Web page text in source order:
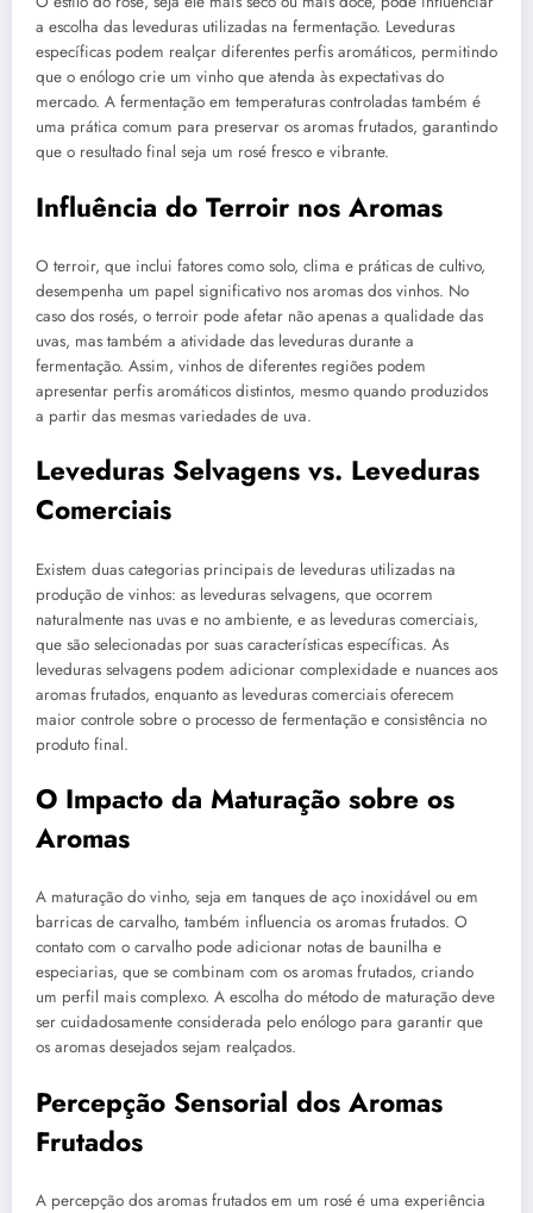
a escolha das leveduras utilizadas na fermentação. Leveduras
específicas podem realçar diferentes perfis aromáticos, permitindo
que o enólogo crie um vinho que atenda às expectativas do
mercado. A fermentação em temperaturas controladas também é
uma prática comum para preservar os aromas frutados, garantindo
que o resultado final seja um rosé fresco e vibrante.
Influência do Terroir nos Aromas
O terroir, que inclui fatores como solo, clima e práticas de cultivo,
desempenha um papel significativo nos aromas dos vinhos. No
caso dos rosés, o terroir pode afetar não apenas a qualidade das
uvas, mas também a atividade das leveduras durante a
fermentação. Assim, vinhos de diferentes regiões podem
apresentar perfis aromáticos distintos, mesmo quando produzidos
a partir das mesmas variedades de uva.
Leveduras Selvagens vs. Leveduras
Comerciais
Existem duas categorias principais de leveduras utilizadas na
produção de vinhos: as leveduras selvagens, que ocorrem
naturalmente nas uvas e no ambiente, e as leveduras comerciais,
que são selecionadas por suas características específicas. As
leveduras selvagens podem adicionar complexidade e nuances aos
aromas frutados, enquanto as leveduras comerciais oferecem
maior controle sobre o processo de fermentação e consistência no
produto final.
O Impacto da Maturação sobre os
Aromas
A maturação do vinho, seja em tanques de aço inoxidável ou em
barricas de carvalho, também influencia os aromas frutados. O
contato com o carvalho pode adicionar notas de baunilha e
especiarias, que se combinam com os aromas frutados, criando
um perfil mais complexo. A escolha do método de maturação deve
ser cuidadosamente considerada pelo enólogo para garantir que
os aromas desejados sejam realçados.
Percepção Sensorial dos Aromas
Frutados
A percepção dos aromas frutados em um rosé é uma experiência